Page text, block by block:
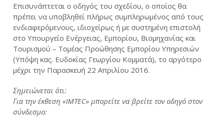
Επισυνάπτεται ο οδηγός του σχεδίου, ο οποίος θα
πρέπει να υποβληθεί πλήρως συμπληρωμένος από τους
ενδιαφερόμενους, ιδιοχείρως ή με συστημένη επιστολή
στο Υπουργείο Ενέργειας, Εμπορίου, Βιομηχανίας και
Τουρισμού – Τομέας Προώθησης Εμπορίου Υπηρεσιών
(Υπόψη κας. Ευδοκίας Γεωργίου Κομματά), το αργότερο
μέχρι την Παρασκευή 22 Απριλίου 2016.
Σημειώνεται ότι:
Για την έκθεση «IMTEC» μπορείτε να βρείτε τον οδηγό στον
σύνδεσμο: